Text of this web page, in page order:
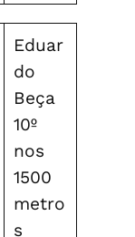
Eduar
do
Beça
10º
nos
1500
metro
s